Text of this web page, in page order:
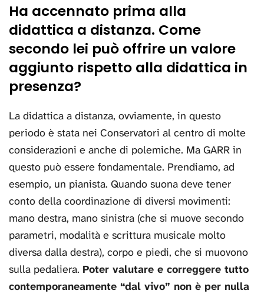
Ha accennato prima alla
didattica a distanza. Come
secondo lei può offrire un valore
aggiunto rispetto alla didattica in
presenza?
La didattica a distanza, ovviamente, in questo
periodo è stata nei Conservatori al centro di molte
considerazioni e anche di polemiche. Ma GARR in
questo può essere fondamentale. Prendiamo, ad
esempio, un pianista. Quando suona deve tener
conto della coordinazione di diversi movimenti:
mano destra, mano sinistra (che si muove secondo
parametri, modalità e scrittura musicale molto
diversa dalla destra), corpo e piedi, che si muovono
sulla pedaliera. Poter valutare e correggere tutto
contemporaneamente “dal vivo” non è per nulla